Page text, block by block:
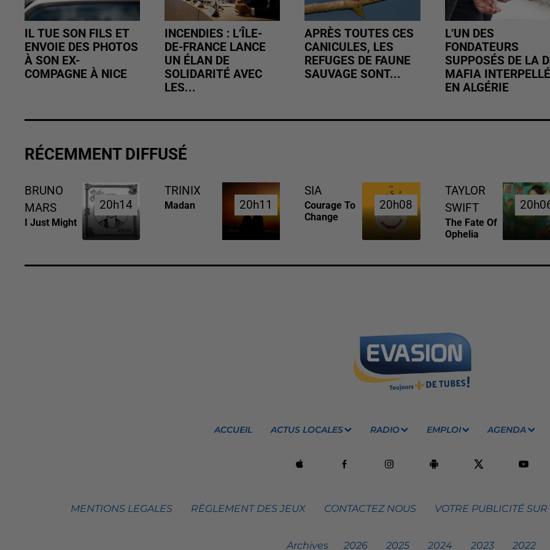
IL TUE SON FILS ET
ENVOIE DES PHOTOS
À SON EX-
COMPAGNE À NICE
INCENDIES : L’ÎLE-
DE-FRANCE LANCE
UN ÉLAN DE
SOLIDARITÉ AVEC
LES...
APRÈS TOUTES CES
CANICULES, LES
REFUGES DE FAUNE
SAUVAGE SONT...
L’UN DES
FONDATEURS
SUPPOSÉS DE LA
MAFIA INTERPELLÉ
EN ALGÉRIE
RÉCEMMENT DIFFUSÉ
BRUNO
MARS
I Just Might
20h14
20h14
TRINIX
Madan 20h11
20h11
SIA
Courage To
Change
20h08
20h08
TAYLOR
SWIFT
The Fate Of
Ophelia
ACCUEIL ACTUS LOCALES RADIO EMPLOI AGENDA
MENTIONS LEGALES RÈGLEMENT DES JEUX CONTACTEZ NOUS VOTRE PUBLICITÉ
Archives 2026 2025 2024 2023 2022